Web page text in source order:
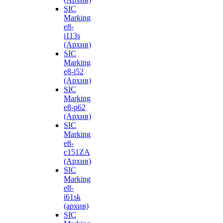
SIC
Marking
e8-
i113s
(Архив)
SIC
Marking
e8-i52
(Архив)
SIC
Marking
e8-p62
(Архив)
SIC
Marking
e8-
с151ZA
(Архив)
SIC
Marking
e8-
i61sk
(архив)
SIC